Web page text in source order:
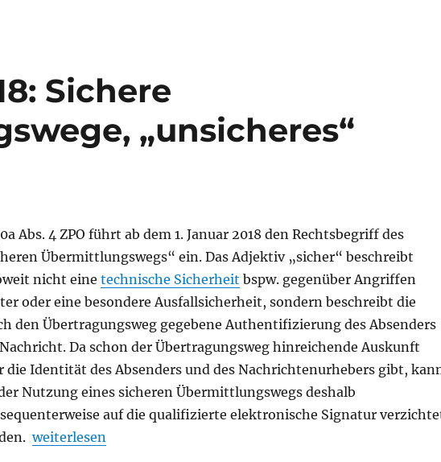
Sichere
„unsicheres“
Abs. 4 ZPO führt ab dem 1. Januar 2018 den Rechtsbegriff des
Übermittlungswegs“ ein. Das Adjektiv „sicher“ beschreibt
nicht eine technische Sicherheit bspw. gegenüber Angriffen
oder eine besondere Ausfallsicherheit, sondern beschreibt die
den Übertragungsweg gegebene Authentifizierung des Absenders
Da schon der Übertragungsweg hinreichende Auskunft
die Identität des Absenders und des Nachrichtenurhebers gibt,
Nutzung eines sicheren Übermittlungswegs deshalb
auf die qualifizierte elektronische Signatur
„Neu ab 1.1.2018: Sichere Übermittlungswege, „unsicheres“
weiterlesen